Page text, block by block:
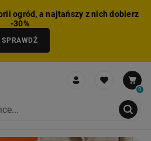
ogród, a najtańszy z nich dobierz
-30%
SPRAWDŹ
0